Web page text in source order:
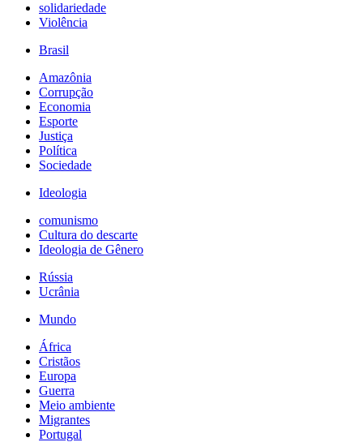
solidariedade
Violência
Brasil
Amazônia
Corrupção
Economia
Esporte
Justiça
Política
Sociedade
Ideologia
comunismo
Cultura do descarte
Ideologia de Gênero
Rússia
Ucrânia
Mundo
África
Cristãos
Europa
Guerra
Meio ambiente
Migrantes
Portugal